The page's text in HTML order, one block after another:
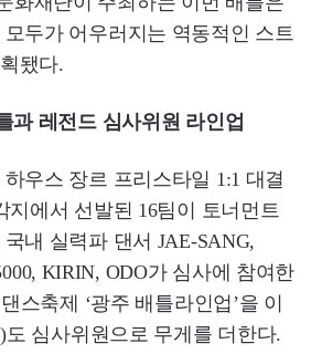
두가 어우러지는 역동적인 스트
됐다.
과 레전드 심사위원 라인업
우스 장르 프리스타일 1:1 대결
지에서 선발된 16팀이 토너먼트
내 실력파 댄서 JAE-SANG,
KIRIN, ODO가 심사에 참여한
스축제 ‘광주 배틀라인업’을 이
도 심사위원으로 무게를 더한다.